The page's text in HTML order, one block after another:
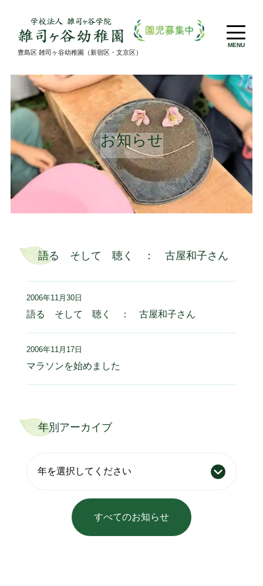
豊島区 雑司ヶ谷幼稚園（新宿区・文京区）
MENU
お知らせ
年別アーカイブ
すべてのお知らせ
語る そして 聴く ： 古屋和子さん
2006年11月30日
語る そして 聴く ： 古屋和子さん
2006年11月17日
マラソンを始めました